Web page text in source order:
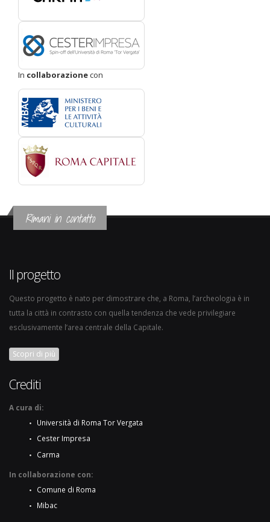
In collaborazionecon
Rimani in contatto
Il progetto
Questo progetto è nato per dimostrare che, a Roma, l’archeologia è in
tutta la città in contrasto con quella tendenza che vede privilegiare
esclusivamente l’area centrale della Capitale.
Scopri di più
Crediti
A cura di:
Università di Roma Tor Vergata
Cester Impresa
Carma
In collaborazione con:
Comune di Roma
Mibac